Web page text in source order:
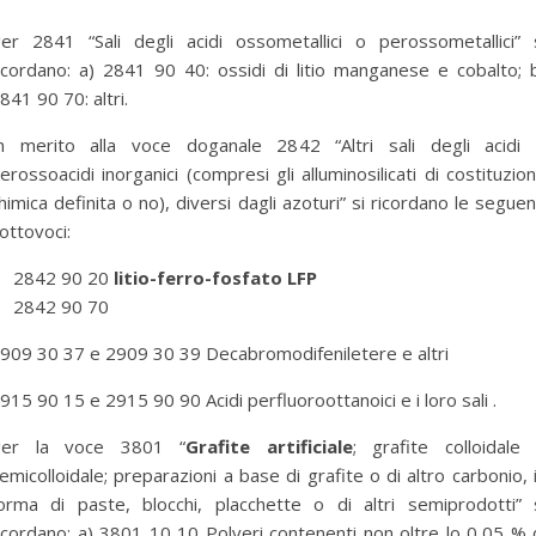
2841 “Sali degli acidi ossometallici o perossometallici”
a) 2841 90 40: ossidi di litio manganese e cobalto;
90 70: altri.
merito alla voce doganale 2842 “Altri sali degli acidi
inorganici (compresi gli alluminosilicati di
definita o no), diversi dagli azoturi” si ricordano le
2842 90 20 litio-ferro-fosfato LFP
2842 90 70
30 37 e 2909 30 39 Decabromodifeniletere e altri
90 15 e 2915 90 90 Acidi perfluoroottanoici e i loro sali .
la voce 3801 “Grafite artificiale; grafite colloidale
preparazioni a base di grafite o di altro carbonio,
di paste, blocchi, placchette o di altri semiprodotti”